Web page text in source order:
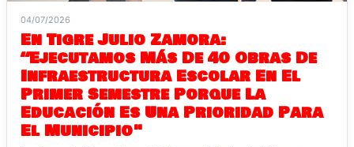
04/07/2026
En Tigre Julio Zamora:
“Ejecutamos Más De 40 Obras De
Infraestructura Escolar En El
Primer Semestre Porque La
Educación Es Una Prioridad Para
El Municipio"